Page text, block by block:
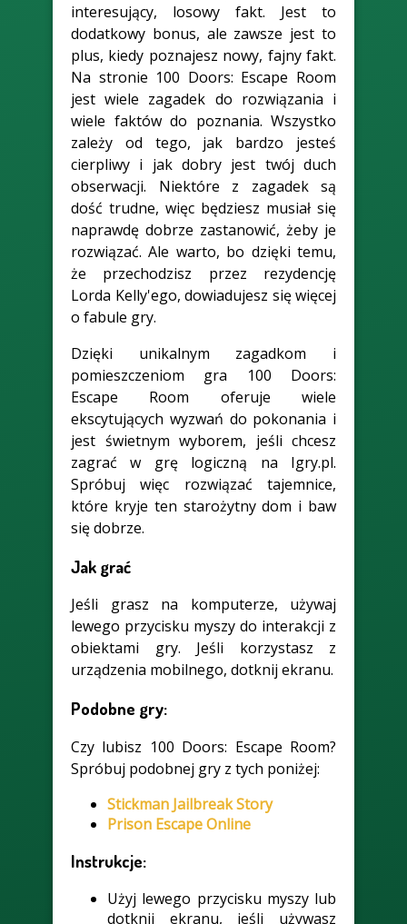
interesujący, losowy fakt. Jest to
dodatkowy bonus, ale zawsze jest to
plus, kiedy poznajesz nowy, fajny fakt.
Na stronie 100 Doors: Escape Room
jest wiele zagadek do rozwiązania i
wiele faktów do poznania. Wszystko
zależy od tego, jak bardzo jesteś
cierpliwy i jak dobry jest twój duch
obserwacji. Niektóre z zagadek są
dość trudne, więc będziesz musiał się
naprawdę dobrze zastanowić, żeby je
rozwiązać. Ale warto, bo dzięki temu,
że przechodzisz przez rezydencję
Lorda Kelly'ego, dowiadujesz się więcej
o fabule gry.
Dzięki unikalnym zagadkom i
pomieszczeniom gra 100 Doors:
Escape Room oferuje wiele
ekscytujących wyzwań do pokonania i
jest świetnym wyborem, jeśli chcesz
zagrać w grę logiczną na Igry.pl.
Spróbuj więc rozwiązać tajemnice,
które kryje ten starożytny dom i baw
się dobrze.
Jak grać
Jeśli grasz na komputerze, używaj
lewego przycisku myszy do interakcji z
obiektami gry. Jeśli korzystasz z
urządzenia mobilnego, dotknij ekranu.
Podobne gry:
Czy lubisz 100 Doors: Escape Room?
Spróbuj podobnej gry z tych poniżej:
Stickman Jailbreak Story
Prison Escape Online
Instrukcje:
Użyj lewego przycisku myszy lub
dotknij ekranu, jeśli używasz